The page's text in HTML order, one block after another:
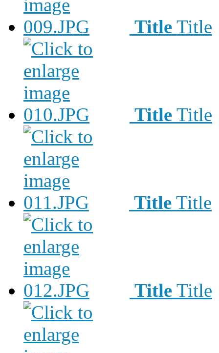
Title Title
Title Title
Title Title
Title Title